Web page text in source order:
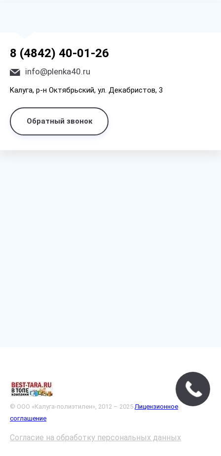
8 (4842) 40-01-26
info@plenka40.ru
Kaлyгa, p-н Oктябpьcкий, yл. Дeкaбpиcтoв, 3
Обратный звонок
© ООО «Калуга-полиэтилен», 2012 – 2025 Лицензионное
соглашение
Согласие на обработку персональных данных